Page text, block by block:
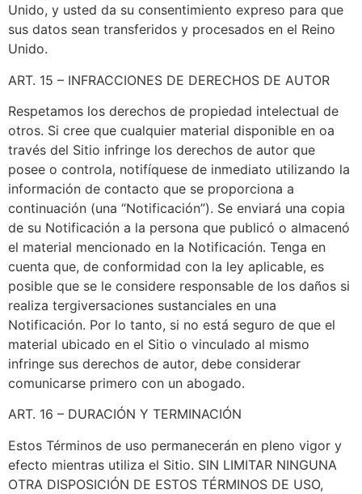
Unido, y usted da su consentimiento expreso para que
sus datos sean transferidos y procesados ​​en el Reino
Unido.
ART. 15 – INFRACCIONES DE DERECHOS DE AUTOR
Respetamos los derechos de propiedad intelectual de
otros. Si cree que cualquier material disponible en oa
través del Sitio infringe los derechos de autor que
posee o controla, notifíquese de inmediato utilizando la
información de contacto que se proporciona a
continuación (una “Notificación”). Se enviará una copia
de su Notificación a la persona que publicó o almacenó
el material mencionado en la Notificación. Tenga en
cuenta que, de conformidad con la ley aplicable, es
posible que se le considere responsable de los daños si
realiza tergiversaciones sustanciales en una
Notificación. Por lo tanto, si no está seguro de que el
material ubicado en el Sitio o vinculado al mismo
infringe sus derechos de autor, debe considerar
comunicarse primero con un abogado.
ART. 16 – DURACIÓN Y TERMINACIÓN
Estos Términos de uso permanecerán en pleno vigor y
efecto mientras utiliza el Sitio. SIN LIMITAR NINGUNA
OTRA DISPOSICIÓN DE ESTOS TÉRMINOS DE USO,